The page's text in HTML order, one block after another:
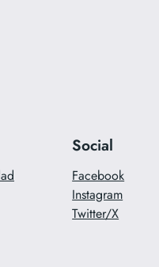
Social
Facebook
Instagram
Twitter/X